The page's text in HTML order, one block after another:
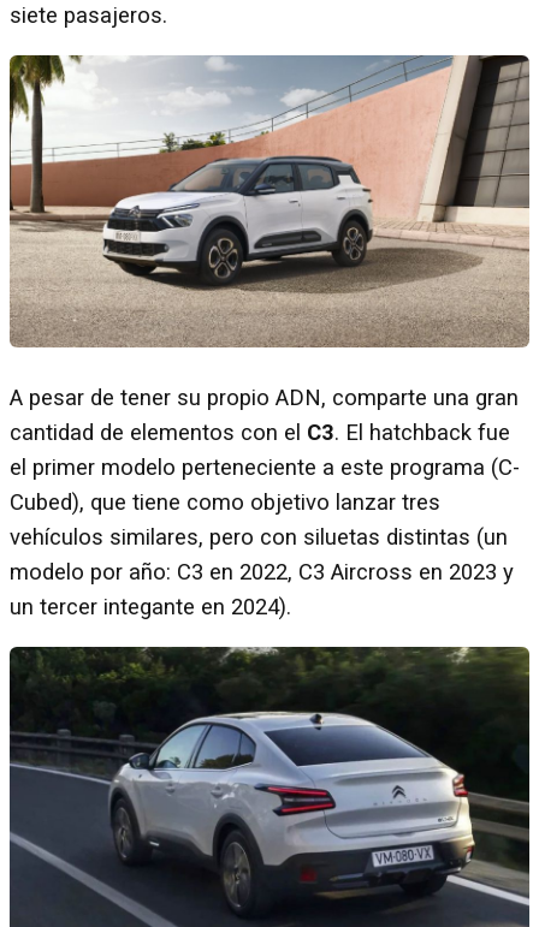
siete pasajeros.
A pesar de tener su propio ADN, comparte una gran
cantidad de elementos con el C3. El hatchback fue
el primer modelo perteneciente a este programa (C-
Cubed), que tiene como objetivo lanzar tres
vehículos similares, pero con siluetas distintas (un
modelo por año: C3 en 2022, C3 Aircross en 2023 y
un tercer integante en 2024).